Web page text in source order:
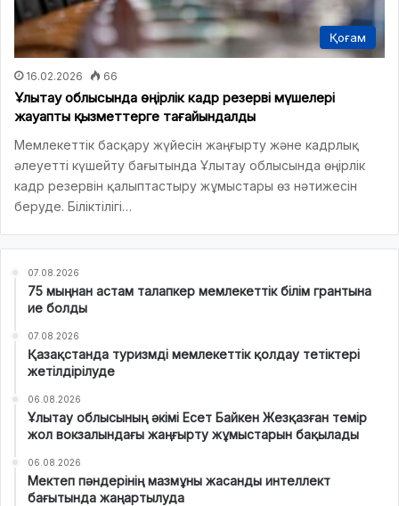
Қоғам
16.02.2026 66
Ұлытау облысында өңірлік кадр резерві мүшелері
жауапты қызметтерге тағайындалды
Мемлекеттік басқару жүйесін жаңғырту және кадрлық
әлеуетті күшейту бағытында Ұлытау облысында өңірлік
кадр резервін қалыптастыру жұмыстары өз нәтижесін
беруде. Біліктілігі…
07.08.2026
75 мыңнан астам талапкер мемлекеттік білім грантына
ие болды
07.08.2026
Қазақстанда туризмді мемлекеттік қолдау тетіктері
жетілдірілуде
06.08.2026
Ұлытау облысының әкімі Есет Байкен Жезқазған темір
жол вокзалындағы жаңғырту жұмыстарын бақылады
06.08.2026
Мектеп пәндерінің мазмұны жасанды интеллект
бағытында жаңартылуда